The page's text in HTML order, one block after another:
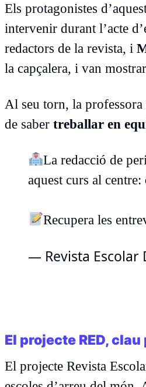
Els protagonistes
intervenir durant l’acte
redactors de la revista, i
la capçalera, i van mostrar
Al seu torn, la
de saber treballar en
La redacció de
aquest curs al
Recupera les
— Revista Escolar
El projecte RED,
El projecte Revista